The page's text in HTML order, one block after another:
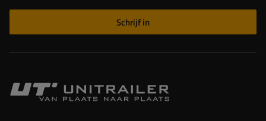
Schrijf in